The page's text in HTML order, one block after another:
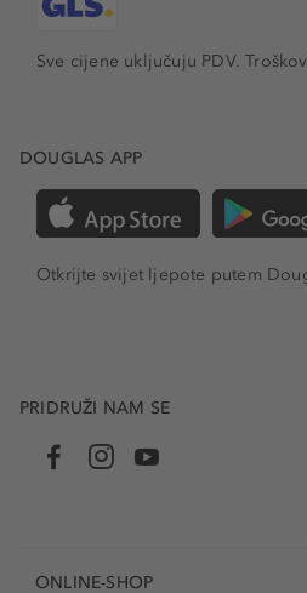
Sve cijene uključuju PDV.
DOUGLAS APP
Otkrijte svijet ljepote putem
PRIDRUŽI NAM SE
ONLINE-SHOP